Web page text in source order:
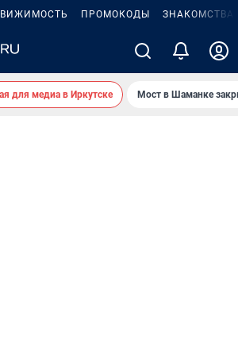
ПРОМОКОДЫ ЗНАКОМСТВА
для медиа в Иркутске Мост в Шаманке